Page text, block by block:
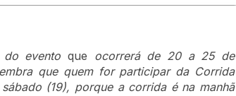
evento que ocorrerá de 20 a 25 de
que quem for participar da Corrida
(19), porque a corrida é na manhã